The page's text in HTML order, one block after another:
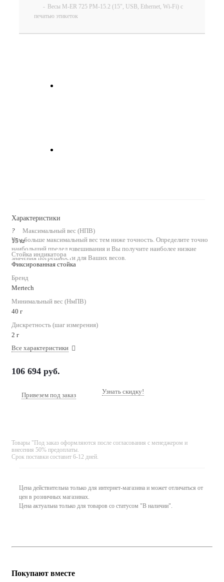
- Весы M-ER 725 PM-15.2 (15", USB, Ethernet, Wi-Fi) с
печатью этикеток
Характеристики
?
Чем больше максимальный вес тем ниже точность. Определите точно
наибольший предел взвешивания и Вы получите наиболее низкие
значения погрешности для Ваших весов.
Максимальный вес (НПВ)
15 кг
Стойка индикатора
Фиксированная стойка
Бренд
Mertech
Минимальный вес (НмПВ)
40 г
Дискретность (шаг измерения)
2 г
Все характеристики
106 694 руб.
Привезем под заказ Узнать скидку!
Товары "Под заказ оформляются после согласования с менеджером и
внесения 50% предоплаты.
Срок поставки составит 6-12 дней.
Цена действительна только для интернет-магазина и может отличаться от
цен в розничных магазинах.
Цена актуальна только для товаров со статусом "В наличии".
Покупают вместе